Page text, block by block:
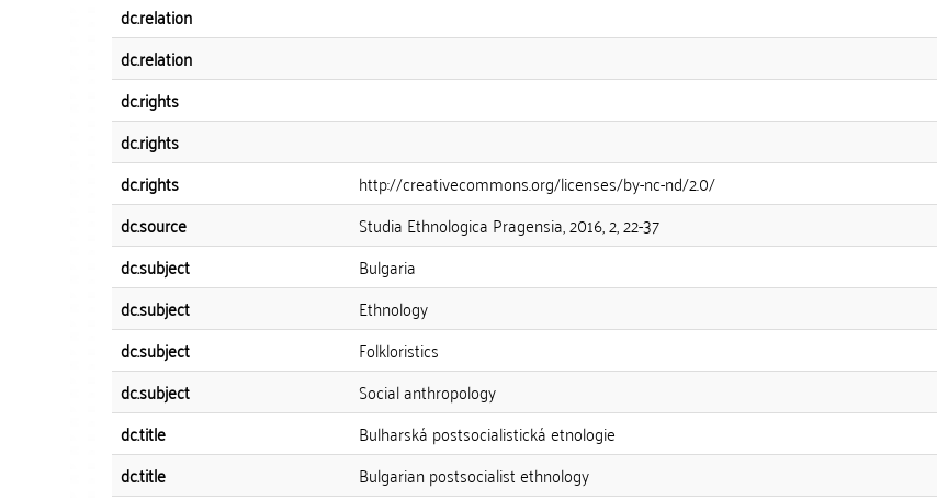
dc.relation
dc.relation
dc.rights
dc.rights
dc.rights
http://creativecommons.org/licenses/by-nc-nd/2.0/
dc.source
Studia Ethnologica Pragensia, 2016, 2, 22-37
dc.subject
Bulgaria
dc.subject
Ethnology
dc.subject
Folkloristics
dc.subject
Social anthropology
dc.title
Bulharská postsocialistická etnologie
dc.title
Bulgarian postsocialist ethnology